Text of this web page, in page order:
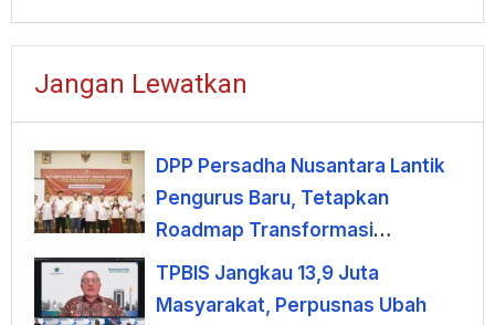
Jangan Lewatkan
DPP Persadha Nusantara Lantik
Pengurus Baru, Tetapkan
Roadmap Transformasi
Lembaga Hindu Menuju
Indonesia Emas 2045
TPBIS Jangkau 13,9 Juta
Masyarakat, Perpusnas Ubah